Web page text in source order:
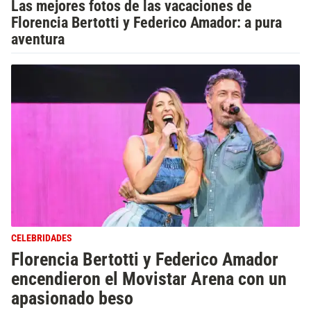
Las mejores fotos de las vacaciones de
Florencia Bertotti y Federico Amador: a pura
aventura
CELEBRIDADES
Florencia Bertotti y Federico Amador
encendieron el Movistar Arena con un
apasionado beso